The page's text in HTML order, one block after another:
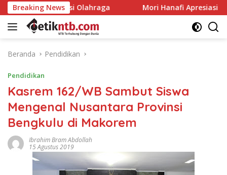
Langsung
ke
konten
Breaking NewsMori Hanafi Apresiasi Tim Gabungan
Beranda Pendidikan
Pendidikan
Kasrem 162/WB Sambut Siswa
Mengenal Nusantara Provinsi
Bengkulu di Makorem
Ibrahim Bram Abdollah
15 Agustus 2019